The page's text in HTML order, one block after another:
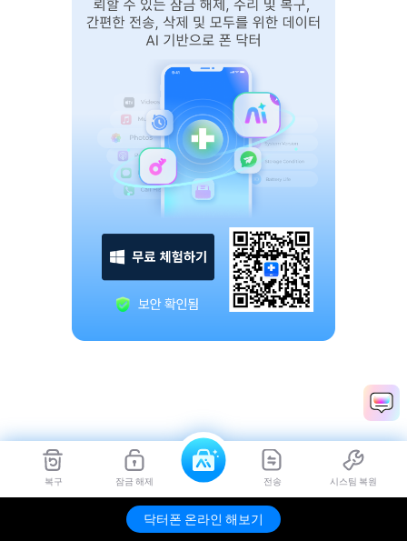
복구 잠금 해제 전송 시스팀 복원
닥터폰 온라인 해보기